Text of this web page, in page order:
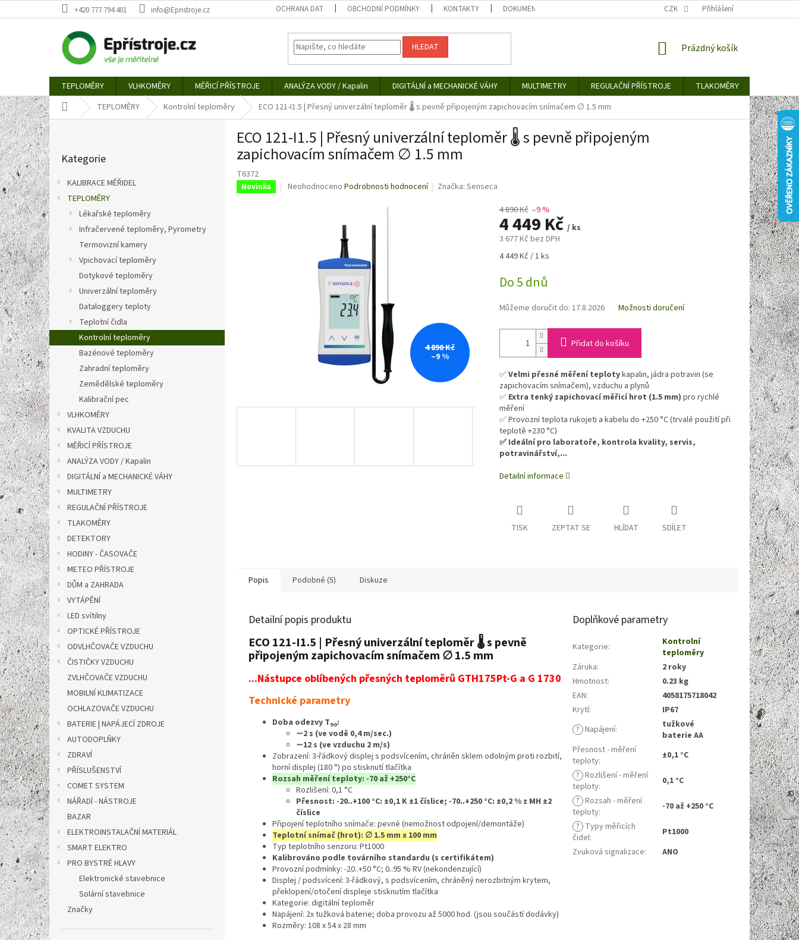
na
+420 777 794 401 info@Epristroje.cz OCHRANA DAT OBCHODNÍ PODMÍNKY KONTAKTY DOKUMENTY KE STAŽENÍ CENY ZA DOPRAVU / ZPŮSOBY DORUČENÍ
CZK Přihlášení
HLEDAT
NÁKUPNÍ
Prázdný košík
TEPLOMĚRY VLHKOMĚRY MĚŘICÍ PŘÍSTROJE ANALÝZA VODY / Kapalin DIGITÁLNÍ a MECHANICKÉ VÁHY MULTIMETRY REGULAČNÍ PŘÍSTROJE TLAKOMĚRY
Domů TEPLOMĚRY Kontrolní teploměry ECO 121-I1.5 | Přesný univerzální teploměr 🌡️ s pevně připojeným zapichovacím snímačem ∅ 1.5 mm
P
o
s
t
r
a
n
n
í
p
a
n
e
l
kategorie
Kategorie
KALIBRACE MĚŘIDEL
TEPLOMĚRY
Lékařské teploměry
Infračervené teploměry, Pyrometry
Termovizní kamery
Vpichovací teploměry
Dotykové teploměry
Univerzální teploměry
Dataloggery teploty
Teplotní čidla
Kontrolní teploměry
Bazénové teploměry
Zahradní teploměry
Zemědělské teploměry
Kalibrační pec
VLHKOMĚRY
KVALITA VZDUCHU
MĚŘICÍ PŘÍSTROJE
ANALÝZA VODY / Kapalin
DIGITÁLNÍ a MECHANICKÉ VÁHY
MULTIMETRY
REGULAČNÍ PŘÍSTROJE
TLAKOMĚRY
DETEKTORY
HODINY - ČASOVAČE
METEO PŘÍSTROJE
DŮM a ZAHRADA
VYTÁPĚNÍ
LED svítilny
OPTICKÉ PŘÍSTROJE
ODVLHČOVAČE VZDUCHU
ČISTIČKY VZDUCHU
ZVLHČOVAČE VZDUCHU
MOBILNÍ KLIMATIZACE
OCHLAZOVAČE VZDUCHU
BATERIE | NAPÁJECÍ ZDROJE
AUTODOPLŇKY
ZDRAVÍ
PŘÍSLUŠENSTVÍ
COMET SYSTEM
NÁŘADÍ - NÁSTROJE
BAZAR
ELEKTROINSTALAČNÍ MATERIÁL
SMART ELEKTRO
PRO BYSTRÉ HLAVY
Elektronické stavebnice
Solární stavebnice
Značky
ECO 121-I1.5 | Přesný univerzální teploměr 🌡️ s pevně připojeným
zapichovacím snímačem ∅ 1.5 mm
T6372
Novinka
Průměrné
hvězdiček.
Neohodnoceno Podrobnosti hodnocení Značka:Senseca
4 890 Kč
–9 %
4 890 Kč –9 %
4 449 Kč / ks
3 677 Kč bez DPH
Měrná
4 449 Kč / 1 ks
Do 5 dnů
Můžeme doručit do: 17.8.2026 Možnosti doručení
Přidat do košíku
✅Velmi přesné měření teplotykapalin, jádra potravin (se
zapichovacím snímačem), vzduchu a plynů
✅ Extra tenký zapichovací měřicí hrot (1.5 mm) pro rychlé
měření
✅ Provozní teplota rukojeti a kabelu do +250 °C (trvalé použití při
teplotě +230 °C)
✅ Ideální pro laboratoře, kontrola kvality, servis,
potravinářství,...
Detailní informace
TISK ZEPTAT SE HLÍDAT SDÍLET
Popis Podobné (5) Diskuze
Detailní popis produktu
ECO 121-I1.5 | Přesný univerzální teploměr 🌡️ s pevně
připojeným zapichovacím snímačem ∅ 1.5 mm
...Nástupce oblíbených přesných teploměrů GTH175Pt-G a G 1730
Technické parametry
Doba odezvy T90:
∼2 s (ve vodě 0,4 m/sec.)
∼12 s (ve vzduchu 2 m/s)
Zobrazení: 3-řádkový displej s podsvícením, chráněn sklem odolným proti rozbití,
horní displej (180 °) po stisknutí tlačítka
Rozsah měření teploty: -70 až +250°C
Rozlišení: 0,1 °C
Přesnost: -20..+100 °C: ±0,1 K ±1 číslice; -70..+250 °C: ±0,2 % z MH ±2
číslice
Připojení teplotního snímače: pevné (nemožnost odpojení/demontáže)
Teplotní snímač (hrot): ∅ 1.5 mm x 100 mm
Typ teplotního senzoru: Pt1000
Kalibrováno podle továrního standardu (s certifikátem)
Provozní podmínky: -20..+50 °C; 0..95 % RV (nekondenzující)
Displej / podsvícení: 3-řádkový, s podsvícením, chráněný nerozbitným krytem,
překlopení/otočení displeje stisknutím tlačítka
Kategorie: digitální teploměr
Napájení: 2x tužková baterie; doba provozu až 5000 hod. (jsou součástí dodávky)
Rozměry: 108 x 54 x 28 mm
Doplňkové parametry
Kategorie:
Kontrolní
teploměry
Záruka:
2 roky
Hmotnost:
0.23 kg
EAN:
4058175718042
Krytí:
IP67
? Napájení:
tužkové
baterie AA
Přesnost - měření
teploty:
±0,1 °C
? Rozlišení - měření
teploty:
0,1 °C
? Rozsah - měření
teploty:
-70 až +250 °C
? Typy měřicích
čidel:
Pt1000
Zvuková signalizace: ANO